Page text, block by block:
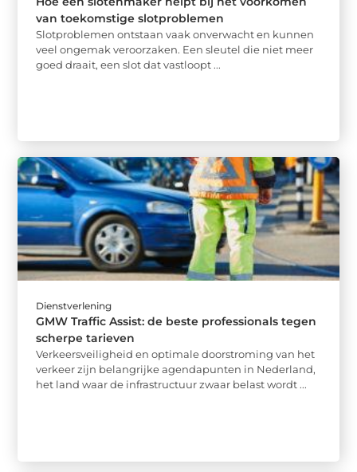
van toekomstige slotproblemen
Slotproblemen ontstaan vaak onverwacht en kunnen
veel ongemak veroorzaken. Een sleutel die niet meer
goed draait, een slot dat vastloopt ...
Dienstverlening
GMW Traffic Assist: de beste professionals tegen
scherpe tarieven
Verkeersveiligheid en optimale doorstroming van het
verkeer zijn belangrijke agendapunten in Nederland,
het land waar de infrastructuur zwaar belast wordt ...